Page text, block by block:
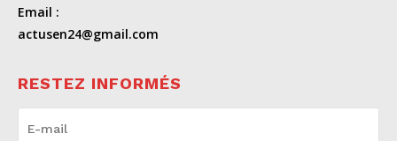
Email :
actusen24@gmail.com
RESTEZ INFORMÉS